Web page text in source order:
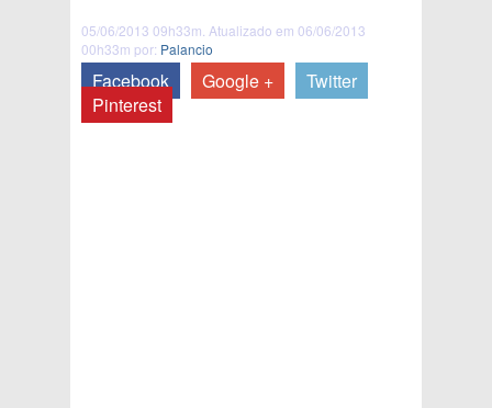
05/06/2013 09h33m. Atualizado em 06/06/2013
00h33m por: Palancio
Facebook Google +
Twitter
Pinterest